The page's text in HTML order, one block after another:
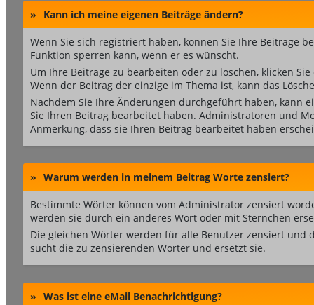
» Kann ich meine eigenen Beiträge ändern?
Wenn Sie sich registriert haben, können Sie Ihre Beiträge
Funktion sperren kann, wenn er es wünscht.
Um Ihre Beiträge zu bearbeiten oder zu löschen, klicken
Wenn der Beitrag der einzige im Thema ist, kann das
Nachdem Sie Ihre Änderungen durchgeführt haben, kann
Sie Ihren Beitrag bearbeitet haben. Administratoren und
Anmerkung, dass sie Ihren Beitrag bearbeitet haben
» Warum werden in meinem Beitrag Worte zensiert?
Bestimmte Wörter können vom Administrator zensiert
werden sie durch ein anderes Wort oder mit Sternchen
Die gleichen Wörter werden für alle Benutzer zensiert
sucht die zu zensierenden Wörter und ersetzt sie.
» Was ist eine eMail Benachrichtigung?